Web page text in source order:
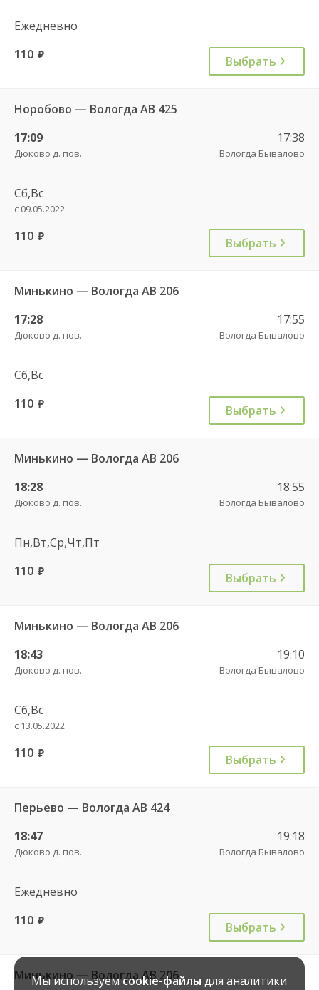
Ежедневно
110 руб. Выбрать
Норобово — Вологда АВ 425
17:09
Дюково д. пов.
17:38
Вологда Бывалово
Сб,Вс
с 09.05.2022
110 руб. Выбрать
Минькино — Вологда АВ 206
17:28
Дюково д. пов.
17:55
Вологда Бывалово
Сб,Вс
110 руб. Выбрать
Минькино — Вологда АВ 206
18:28
Дюково д. пов.
18:55
Вологда Бывалово
Пн,Вт,Ср,Чт,Пт
110 руб. Выбрать
Минькино — Вологда АВ 206
18:43
Дюково д. пов.
19:10
Вологда Бывалово
Сб,Вс
с 13.05.2022
110 руб. Выбрать
Перьево — Вологда АВ 424
18:47
Дюково д. пов.
19:18
Вологда Бывалово
Ежедневно
110 руб. Выбрать
Минькино — Вологда АВ 206
Мы используемcookie-файлы для аналитики